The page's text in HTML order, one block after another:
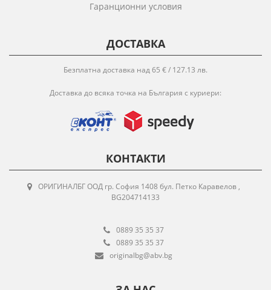
Гаранционни условия
ДОСТАВКА
Безплатна доставка над 65 € / 127.13 лв.
Доставка до всяка точка на България с куриери:
КОНТАКТИ
ОРИГИНАЛБГ ООД гр. София 1408 бул. Петко Каравелов ,
BG204714133
0889 35 35 37
0889 35 35 37
originalbg@abv.bg